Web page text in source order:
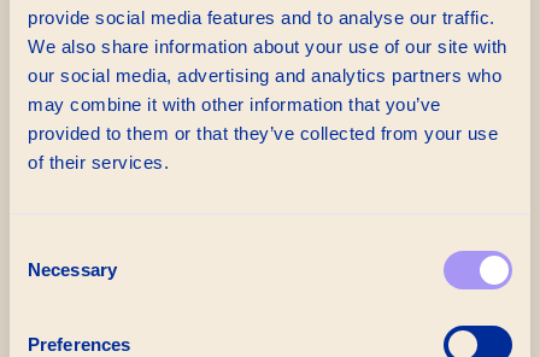
provide social media features and to analyse our traffic.
We also share information about your use of our site with
our social media, advertising and analytics partners who
may combine it with other information that you’ve
provided to them or that they’ve collected from your use
of their services.
Selection
Necessary
Preferences
resultaatgericht
Identiteitsscenario
is transparant
beoordeelbaar programma